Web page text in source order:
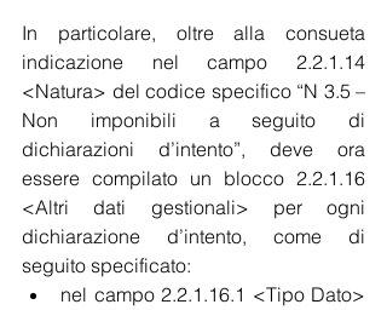
In particolare, oltre alla consueta
indicazione nel campo 2.2.1.14
<Natura> del codice specifico “N 3.5 –
Non imponibili a seguito di
dichiarazioni d’intento”, deve ora
essere compilato un blocco 2.2.1.16
<Altri dati gestionali> per ogni
dichiarazione d’intento, come di
seguito specificato:
nel campo 2.2.1.16.1 <Tipo Dato>